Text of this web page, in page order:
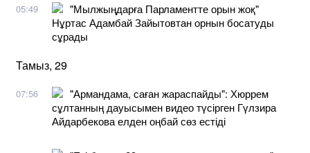
05:49
"Мылжыңдарға Парламентте орын жоқ"
Нұртас Адамбай Зайытовтан орнын босатуды
сұрады
Тамыз, 29
07:56
"Армандама, саған жараспайды": Хюррем
сұлтанның дауысымен видео түсірген Гүлзира
Айдарбекова елден оңбай сөз естіді